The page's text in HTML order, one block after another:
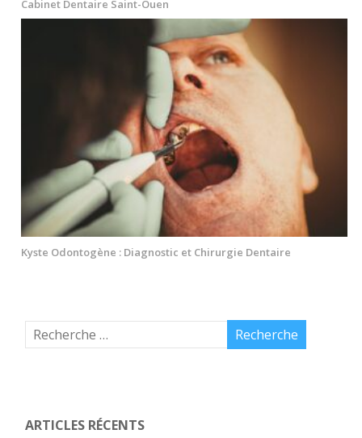
Cabinet Dentaire Saint-Ouen
Kyste Odontogène : Diagnostic et Chirurgie Dentaire
ARTICLES RÉCENTS